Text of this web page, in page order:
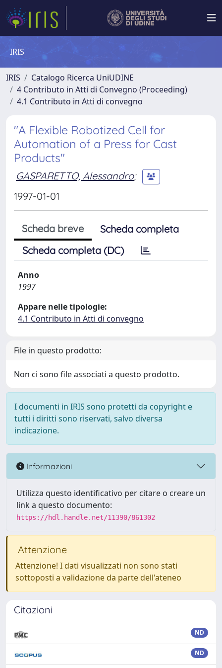
IRIS
IRIS
Catalogo Ricerca UniUDINE
4 Contributo in Atti di Convegno (Proceeding)
4.1 Contributo in Atti di convegno
"A Flexible Robotized Cell for
Automation of a Press for Cast
Products"
GASPARETTO, Alessandro;
1997-01-01
Scheda breve
Scheda completa
Scheda completa (DC)
Anno
1997
Appare nelle tipologie:
4.1 Contributo in Atti di convegno
File in questo prodotto:
Non ci sono file associati a questo prodotto.
I documenti in IRIS sono protetti da copyright e
tutti i diritti sono riservati, salvo diversa
indicazione.
Informazioni
Utilizza questo identificativo per citare o creare un
link a questo documento:
https://hdl.handle.net/11390/861302
Attenzione
Attenzione! I dati visualizzati non sono stati
sottoposti a validazione da parte dell'ateneo
Citazioni
ND
ND